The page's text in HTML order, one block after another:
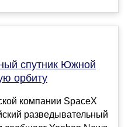
спутник Южной
орбиту
компании SpaceX
разведывательный